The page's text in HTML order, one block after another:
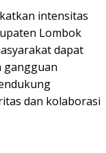
intensitas
Lombok
dapat
gangguan
dan kolaborasi